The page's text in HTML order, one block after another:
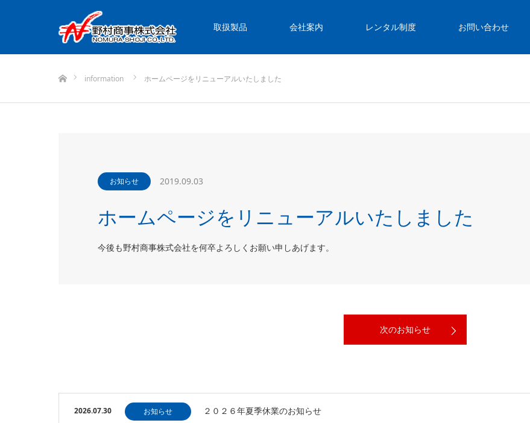
取扱製品 会社案内 レンタル制度 お問い合わせ
information
ホームページをリニューアルいたしました
お知らせ 2019.09.03
ホームページをリニューアルいたしました
今後も野村商事株式会社を何卒よろしくお願い申しあげます。
次のお知らせ
2026.07.30 お知らせ ２０２６年夏季休業のお知らせ